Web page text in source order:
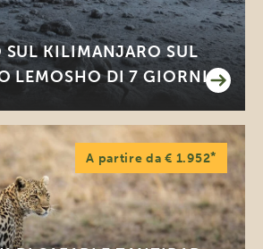
SUL KILIMANJARO SUL
LEMOSHO DI 7 GIORNI
A partire da € 1.952*